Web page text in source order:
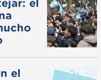
el
el